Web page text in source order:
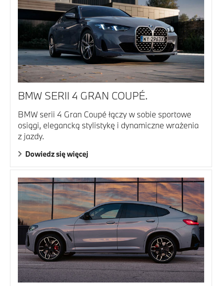
BMW SERII 4 GRAN COUPÉ.
BMW serii 4 Gran Coupé łączy w sobie sportowe
osiągi, elegancką stylistykę i dynamiczne wrażenia
z jazdy.
Dowiedz się więcej